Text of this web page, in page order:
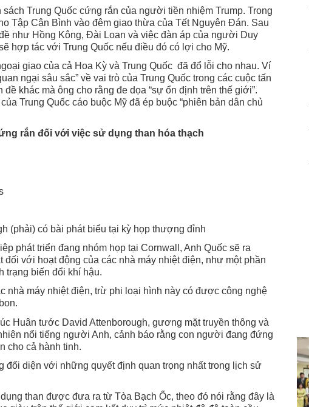
Trung Quốc cứng rắn của người tiền nhiệm Trump. Trong
Tập Cận Bình vào đêm giao thừa của Tết Nguyên Đán. Sau
như Hồng Kông, Đài Loan và việc đàn áp của người Duy
hợp tác với Trung Quốc nếu điều đó có lợi cho Mỹ.
giao của cả Hoa Kỳ và Trung Quốc đã đổ lỗi cho nhau. Ví
ngại sâu sắc” về vai trò của Trung Quốc trong các cuộc tấn
khác mà ông cho rằng đe dọa “sự ổn định trên thế giới”.
Trung Quốc cáo buộc Mỹ đã ép buộc “phiên bản dân chủ
rắn đối với việc sử dụng than hóa thạch
(phải) có bài phát biểu tại kỳ họp thượng đỉnh
phát triển đang nhóm họp tại Cornwall, Anh Quốc sẽ ra
đối với hoạt động của các nhà máy nhiệt điện, như một phần
trạng biến đổi khí hậu.
nhà máy nhiệt điện, trừ phi loại hình này có được công nghệ
Huân tước David Attenborough, gương mặt truyền thông và
nổi tiếng người Anh, cảnh báo rằng con người đang đứng
cho cả hành tinh.
đối diện với những quyết định quan trọng nhất trong lịch sử
than được đưa ra từ Tòa Bạch Ốc, theo đó nói rằng đây là